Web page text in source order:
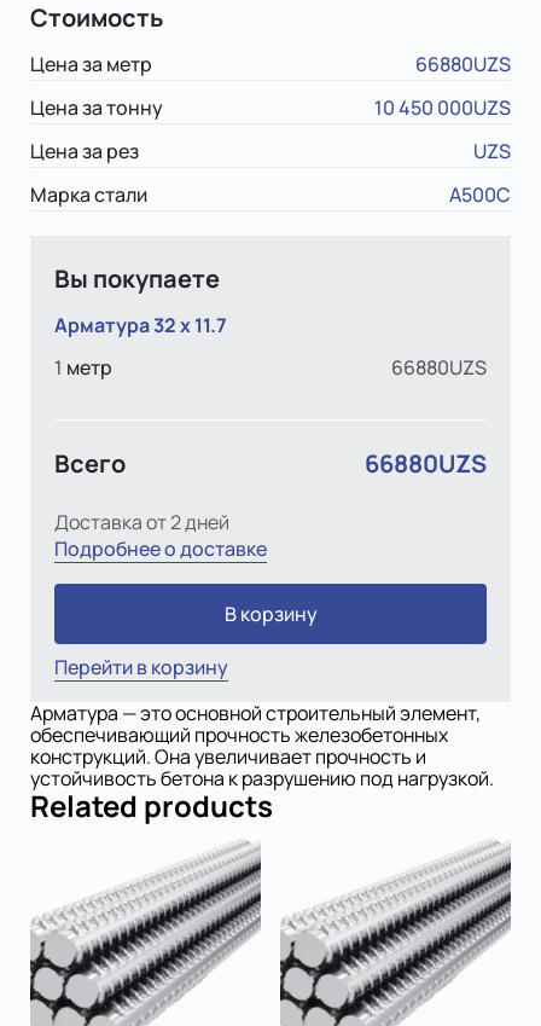
Стоимость
Цена за метр
66880UZS
Цена за тонну
10 450 000UZS
Цена за рез
UZS
Марка стали
А500С
Вы покупаете
Арматура 32 x 11.7
1 метр 66880UZS
Всего 66880UZS
Доставка от 2 дней
Подробнее о доставке
В корзину
Перейти в корзину
Арматура — это основной строительный элемент,
обеспечивающий прочность железобетонных
конструкций. Она увеличивает прочность и
устойчивость бетона к разрушению под нагрузкой.
Related products